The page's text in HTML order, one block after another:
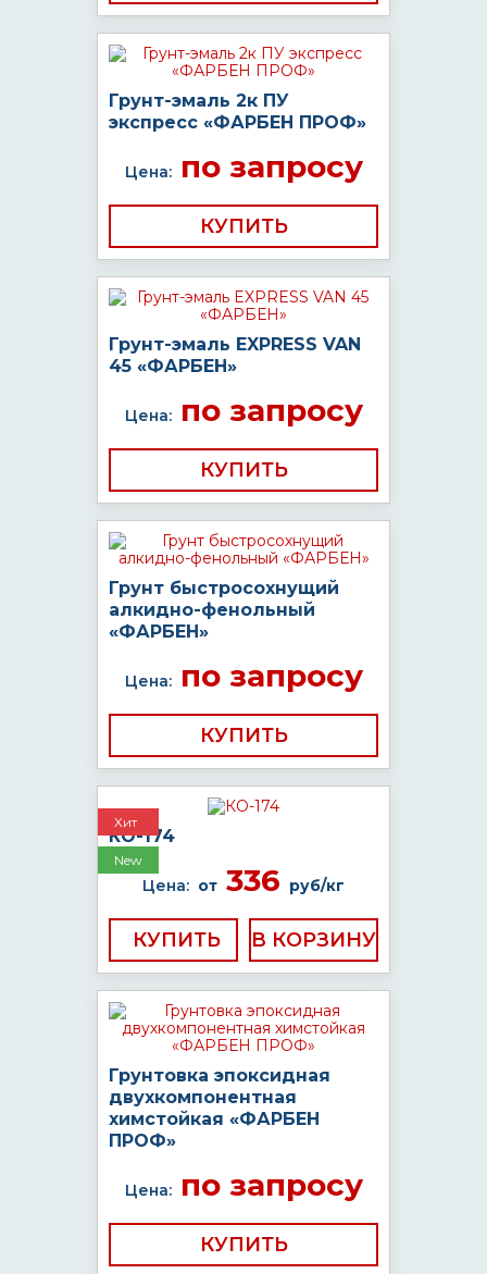
Грунт-эмаль 2к ПУ
экспресс «ФАРБЕН ПРОФ»
Цена:по запросу
КУПИТЬ
Грунт-эмаль EXPRESS VAN
45 «ФАРБЕН»
Цена:по запросу
КУПИТЬ
Грунт быстросохнущий
алкидно-фенольный
«ФАРБЕН»
Цена:по запросу
КУПИТЬ
Хит
New
КО-174
Цена: от 336 руб/кг
КУПИТЬ
Грунтовка эпоксидная
двухкомпонентная
химстойкая «ФАРБЕН
ПРОФ»
Цена:по запросу
КУПИТЬ